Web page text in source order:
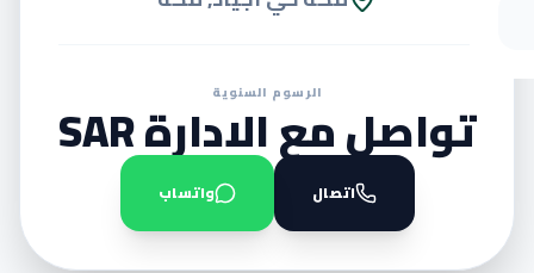
الرسوم السنوية
تواصل مع الادارة SAR
اتصال واتساب